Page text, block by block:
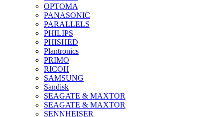
OPTOMA
PANASONIC
PARALLELS
PHILIPS
PHISHED
Plantronics
PRIMO
RICOH
SAMSUNG
Sandisk
SEAGATE & MAXTOR
SEAGATE & MAXTOR
SENNHEISER